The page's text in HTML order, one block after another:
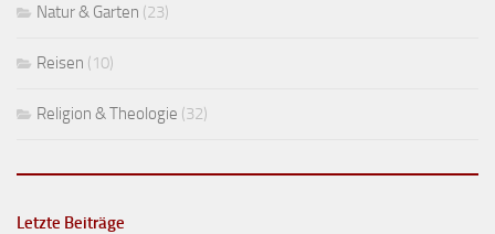
Natur & Garten (23)
Reisen (10)
Religion & Theologie (32)
Letzte Beiträge